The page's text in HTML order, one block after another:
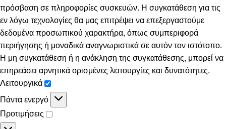
πρόσβαση σε πληροφορίες συσκευών. Η συγκατάθεση για τις
εν λόγω τεχνολογίες θα μας επιτρέψει να επεξεργαστούμε
δεδομένα προσωπικού χαρακτήρα, όπως συμπεριφορά
περιήγησης ή μοναδικά αναγνωριστικά σε αυτόν τον ιστότοπο.
Η μη συγκατάθεση ή η ανάκληση της συγκατάθεσης, μπορεί να
επηρεάσει αρνητικά ορισμένες λειτουργίες και δυνατότητες.
Λειτουργικά
Πάντα ενεργό
Προτιμήσεις